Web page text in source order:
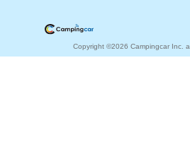
Copyright ©2026 Campingcar Inc.